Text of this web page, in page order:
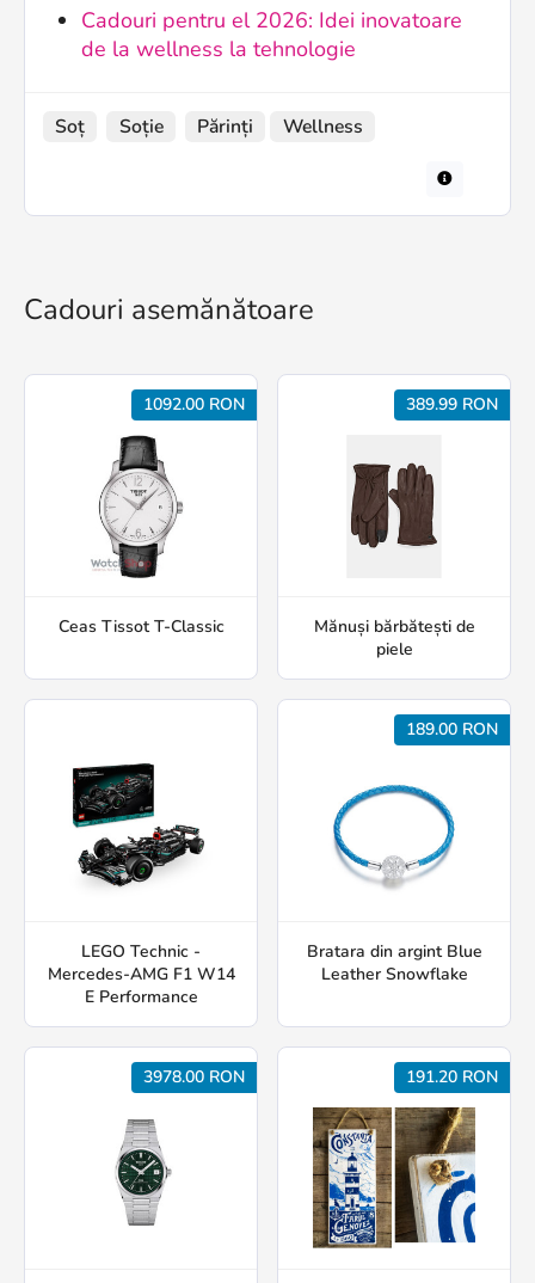
Cadouri pentru el 2026: Idei inovatoare
de la wellness la tehnologie
Soț Soție Părinți Wellness
Cadouri asemănătoare
1092.00 RON
Ceas Tissot T-Classic
389.99 RON
Mănuși bărbătești de
piele
LEGO Technic -
Mercedes-AMG F1 W14
E Performance
189.00 RON
Bratara din argint Blue
Leather Snowflake
3978.00 RON 191.20 RON